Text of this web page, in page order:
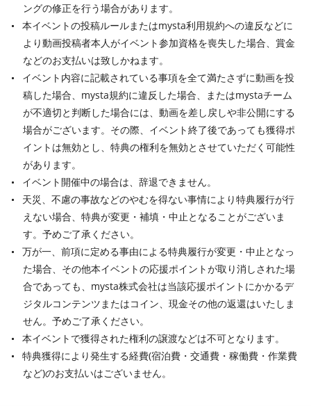
ングの修正を行う場合があります。
本イベントの投稿ルールまたはmysta利用規約への違反などに
より動画投稿者本人がイベント参加資格を喪失した場合、賞金
などのお支払いは致しかねます。
イベント内容に記載されている事項を全て満たさずに動画を投
稿した場合、mysta規約に違反した場合、またはmystaチーム
が不適切と判断した場合には、動画を差し戻しや非公開にする
場合がございます。その際、イベント終了後であっても獲得ポ
イントは無効とし、特典の権利を無効とさせていただく可能性
があります。
イベント開催中の場合は、辞退できません。
天災、不慮の事故などのやむを得ない事情により特典履行が行
えない場合、特典が変更・補填・中止となることがございま
す。予めご了承ください。
万が一、前項に定める事由による特典履行が変更・中止となっ
た場合、その他本イベントの応援ポイントが取り消しされた場
合であっても、mysta株式会社は当該応援ポイントにかかるデ
ジタルコンテンツまたはコイン、現金その他の返還はいたしま
せん。予めご了承ください。
本イベントで獲得された権利の譲渡などは不可となります。
特典獲得により発生する経費(宿泊費・交通費・稼働費・作業費
など)のお支払いはございません。